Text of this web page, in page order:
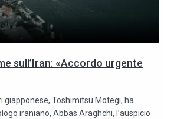
sull’Iran: «Accordo urgente
giapponese, Toshimitsu Motegi, ha
iraniano, Abbas Araghchi, l’auspicio